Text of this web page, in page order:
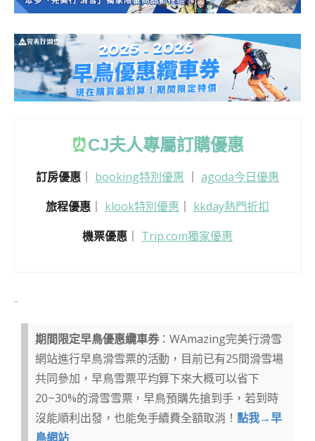
⏰CJ夫人專屬訂購優惠
訂房優惠 booking特別優惠
agoda今日優惠
旅程優惠
klook特別優惠
kkday熱門折扣
機票優惠
Trip.com獨家優惠
期間限定早鳥優惠纜車券：WAmazing完美行滑雪
網站進行早鳥滑雪票的活動，目前已有25間滑雪場
共同參加，早鳥雪票平均算下來大概可以省下
20~30%的滑雪雪票，早鳥預購先搶到手，若到時
沒能順利出發，也能免手續費全額取消！點我→早
鳥網站